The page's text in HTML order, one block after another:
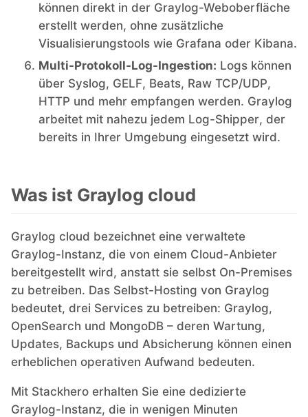
können direkt in der Graylog-Weboberfläche
erstellt werden, ohne zusätzliche
Visualisierungstools wie Grafana oder Kibana.
Multi-Protokoll-Log-Ingestion: Logs können
über Syslog, GELF, Beats, Raw TCP/UDP,
HTTP und mehr empfangen werden. Graylog
arbeitet mit nahezu jedem Log-Shipper, der
bereits in Ihrer Umgebung eingesetzt wird.
Was ist Graylog cloud
Graylog cloud bezeichnet eine verwaltete
Graylog-Instanz, die von einem Cloud-Anbieter
bereitgestellt wird, anstatt sie selbst On-Premises
zu betreiben. Das Selbst-Hosting von Graylog
bedeutet, drei Services zu betreiben: Graylog,
OpenSearch und MongoDB – deren Wartung,
Updates, Backups und Absicherung können einen
erheblichen operativen Aufwand bedeuten.
Mit Stackhero erhalten Sie eine dedizierte
Graylog-Instanz, die in wenigen Minuten